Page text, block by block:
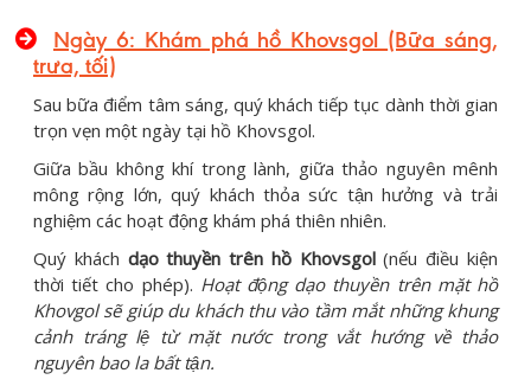
Ngày 6: Khám phá hồ Khovsgol (Bữa sáng,
trưa, tối)
Sau bữa điểm tâm sáng, quý khách tiếp tục dành thời gian
trọn vẹn một ngày tại hồ Khovsgol.
Giữa bầu không khí trong lành, giữa thảo nguyên mênh
mông rộng lớn, quý khách thỏa sức tận hưởng và trải
nghiệm các hoạt động khám phá thiên nhiên.
Quý khách dạo thuyền trên hồ Khovsgol(nếu điều kiện
thời tiết cho phép). Hoạt động dạo thuyền trên mặt hồ
Khovgol sẽ giúp du khách thu vào tầm mắt những khung
cảnh tráng lệ từ mặt nước trong vắt hướng về thảo
nguyên bao la bất tận.